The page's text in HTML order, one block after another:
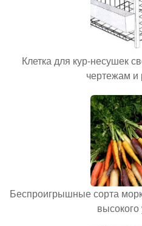
Клетка для кур-несушек
чертежам
Беспроигрышные сорта